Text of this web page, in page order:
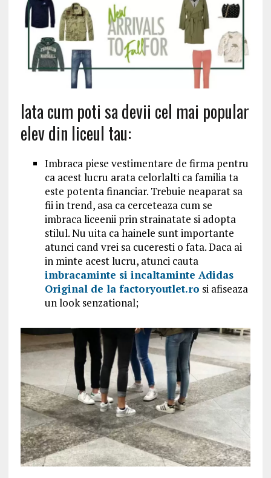
Iata cum poti sa devii cel mai popular
elev din liceul tau:
Imbraca piese vestimentare de firma pentru
ca acest lucru arata celorlalti ca familia ta
este potenta financiar. Trebuie neaparat sa
fii in trend, asa ca cerceteaza cum se
imbraca liceenii prin strainatate si adopta
stilul. Nu uita ca hainele sunt importante
atunci cand vrei sa cuceresti o fata. Daca ai
in minte acest lucru, atunci cauta
imbracaminte si incaltaminte Adidas
Original de la factoryoutlet.ro si afiseaza
un look senzational;